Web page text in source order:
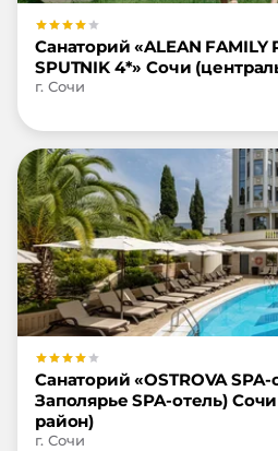
Санаторий «ALEAN FAMILY
SPUTNIK 4*» Сочи
г. Сочи
Санаторий «OSTROVA
Заполярье SPA-отель)
район)
г. Сочи